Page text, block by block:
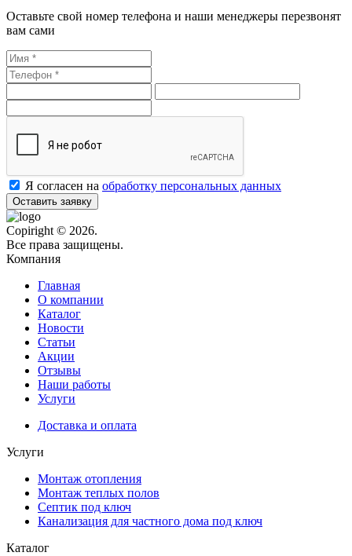
Оставьте свой номер телефона и наши менеджеры перезвонят
вам сами
Я согласен на обработку персональных данных
Оставить заявку
Copiright © 2026.
Все права защищены.
Компания
Главная
О компании
Каталог
Новости
Статьи
Акции
Отзывы
Наши работы
Услуги
Доставка и оплата
Услуги
Монтаж отопления
Монтаж теплых полов
Септик под ключ
Канализация для частного дома под ключ
Каталог